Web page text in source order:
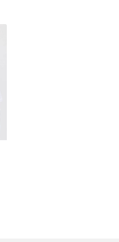
bestelwaarde van €45,00